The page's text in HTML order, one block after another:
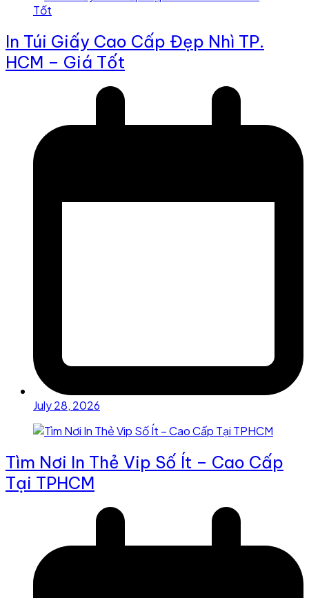
In Túi Giấy Cao Cấp Đẹp Nhì TP.
HCM – Giá Tốt
July 28, 2026
Tìm Nơi In Thẻ Vip Số Ít – Cao Cấp
Tại TPHCM